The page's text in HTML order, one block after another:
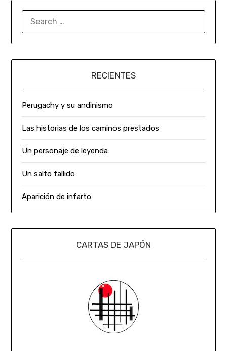
RECIENTES
Perugachy y su andinismo
Las historias de los caminos prestados
Un personaje de leyenda
Un salto fallido
Aparición de infarto
CARTAS DE JAPÓN